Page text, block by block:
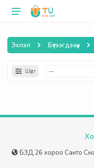
Эхлэл Бүтээгдэхүүн
Шүүлт
БЗД 26 хороо Санто